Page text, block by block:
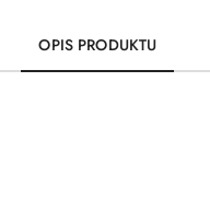
OPIS PRODUKTU